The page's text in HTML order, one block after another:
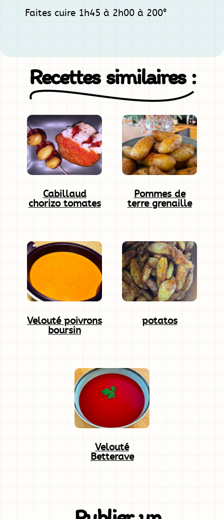
Faites cuire 1h45 à 2h00 à 200°
Recettes similaires :
Cabillaud
chorizo tomates
Pommes de
terre grenaille
Velouté poivrons
boursin
potatos
Velouté
Betterave